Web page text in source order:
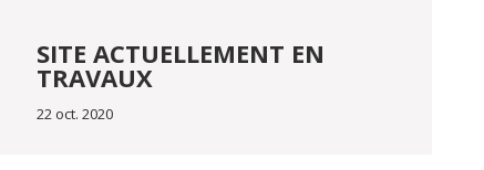
SITE ACTUELLEMENT EN
TRAVAUX
22 oct. 2020